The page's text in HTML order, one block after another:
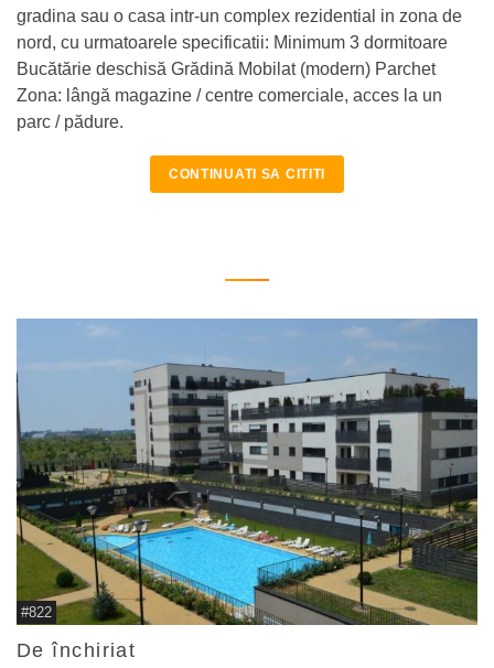
gradina sau o casa intr-un complex rezidential in zona de
nord, cu urmatoarele specificatii: Minimum 3 dormitoare
Bucătărie deschisă Grădină Mobilat (modern) Parchet
Zona: lângă magazine / centre comerciale, acces la un
parc / pădure.
CONTINUATI SA CITITI
#822
De închiriat